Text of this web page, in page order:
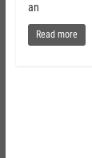
an
Read more